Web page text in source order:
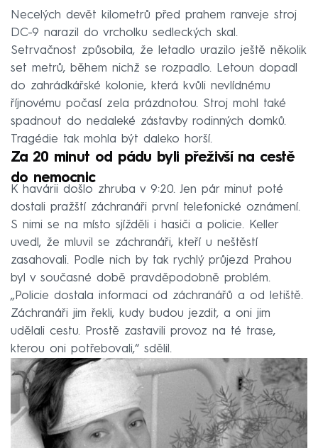
Necelých devět kilometrů před prahem ranveje stroj
DC-9 narazil do vrcholku sedleckých skal.
Setrvačnost způsobila, že letadlo urazilo ještě několik
set metrů, během nichž se rozpadlo. Letoun dopadl
do zahrádkářské kolonie, která kvůli nevlídnému
říjnovému počasí zela prázdnotou. Stroj mohl také
spadnout do nedaleké zástavby rodinných domků.
Tragédie tak mohla být daleko horší.
Za 20 minut od pádu byli přeživší na cestě
do nemocnic
K havárii došlo zhruba v 9:20. Jen pár minut poté
dostali pražští záchranáři první telefonické oznámení.
S nimi se na místo sjížděli i hasiči a policie. Keller
uvedl, že mluvil se záchranáři, kteří u neštěstí
zasahovali. Podle nich by tak rychlý průjezd Prahou
byl v současné době pravděpodobně problém.
„Policie dostala informaci od záchranářů a od letiště.
Záchranáři jim řekli, kudy budou jezdit, a oni jim
udělali cestu. Prostě zastavili provoz na té trase,
kterou oni potřebovali,“ sdělil.